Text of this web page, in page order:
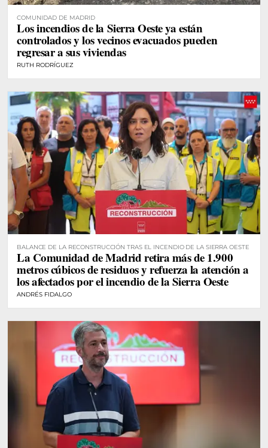
COMUNIDAD DE MADRID
Los incendios de la Sierra Oeste ya están
controlados y los vecinos evacuados pueden
regresar a sus viviendas
RUTH RODRÍGUEZ
BALANCE DE LA RECONSTRUCCIÓN TRAS EL INCENDIO DE LA SIERRA OESTE
La Comunidad de Madrid retira más de 1.900
metros cúbicos de residuos y refuerza la atención a
los afectados por el incendio de la Sierra Oeste
ANDRÉS FIDALGO